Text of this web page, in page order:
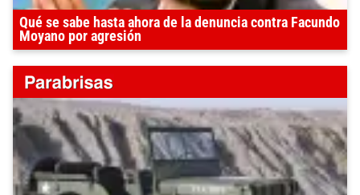
Qué se sabe hasta ahora de la denuncia contra Facundo
Moyano por agresión